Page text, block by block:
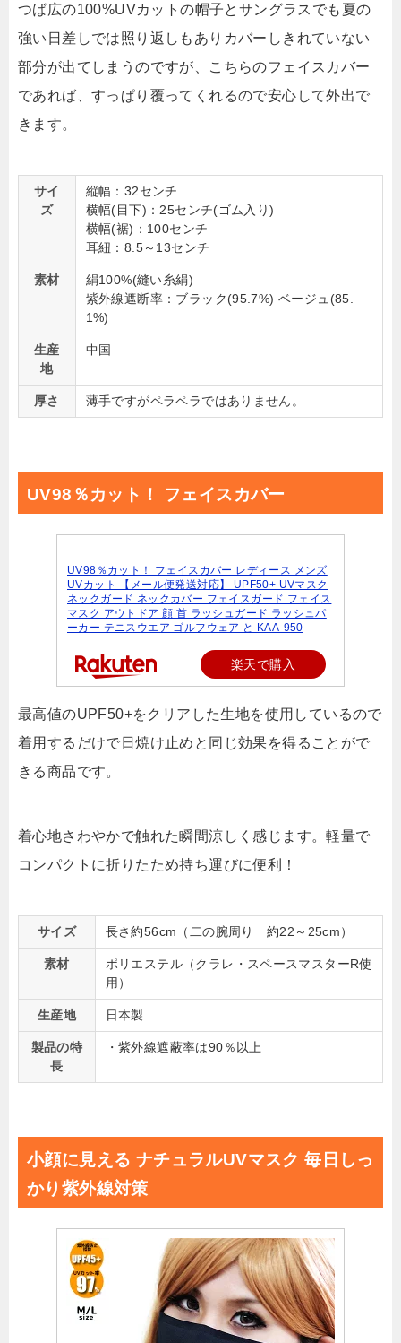
つば広の100%UVカットの帽子とサングラスでも夏の
強い日差しでは照り返しもありカバーしきれていない
部分が出てしまうのですが、こちらのフェイスカバー
であれば、すっぱり覆ってくれるので安心して外出で
きます。
サイ
ズ
縦幅：32センチ
横幅(目下)：25センチ(ゴム入り)
横幅(裾)：100センチ
耳紐：8.5～13センチ
素材
絹100%(縫い糸絹)
紫外線遮断率：ブラック(95.7%) ベージュ(85.
1%)
生産
地
中国
厚さ 薄手ですがペラペラではありません。
UV98％カット！ フェイスカバー
UV98％カット！ フェイスカバー レディース メンズ
UVカット 【メール便発送対応】 UPF50+ UVマスク
ネックガード ネックカバー フェイスガード フェイス
マスク アウトドア 顔 首 ラッシュガード ラッシュパ
ーカー テニスウエア ゴルフウェア と KAA-950
楽天で購入
最高値のUPF50+をクリアした生地を使用しているので
着用するだけで日焼け止めと同じ効果を得ることがで
きる商品です。
着心地さわやかで触れた瞬間涼しく感じます。軽量で
コンパクトに折りたため持ち運びに便利！
サイズ 長さ約56cm（二の腕周り 約22～25cm）
素材
ポリエステル（クラレ・スペースマスターR使
用）
生産地 日本製
製品の特
長
・紫外線遮蔽率は90％以上
小顔に見える ナチュラルUVマスク 毎日しっ
かり紫外線対策